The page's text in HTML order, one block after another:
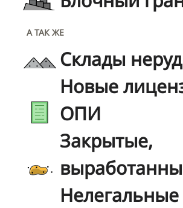
А ТАК ЖЕ
Склады
Новые
ОПИ
Закрытые,
Нелегальные